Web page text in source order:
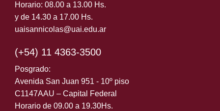
Horario: 08.00 a 13.00 Hs.
y de 14.30 a 17.00 Hs.
uaisannicolas@uai.edu.ar
(+54) 11 4363-3500
Posgrado:
Avenida San Juan 951 - 10º piso
C1147AAU – Capital Federal
Horario de 09.00 a 19.30Hs.